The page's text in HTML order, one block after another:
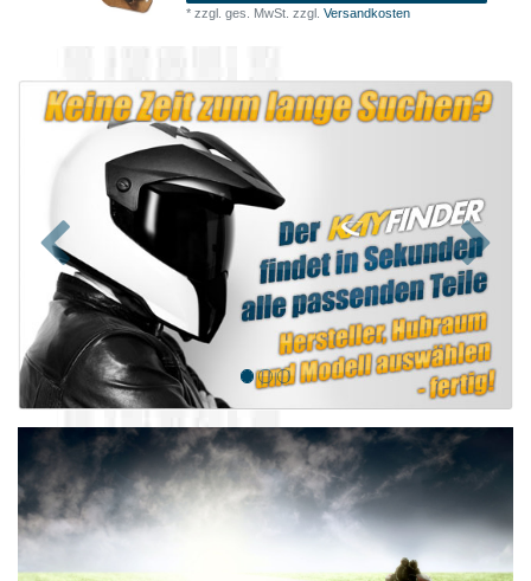
*zzgl. ges. MwSt. zzgl.Versandkosten
Zurück